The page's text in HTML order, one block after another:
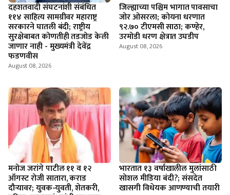
दहशतवादी संघटनांशी संबंधित
११४ साहित्य सामग्रीवर महाराष्ट्र
सरकारने घातली बंदी; राष्ट्रीय
सुरक्षेबाबत कोणतीही तडजोड केली
जाणार नाही - मुख्यमंत्री देवेंद्र
फडणवीस
August 08, 2026
जिल्ह्याच्या पश्चिम भागात पावसाचा
जोर ओसरला; कोयना धरणात
९२.७० टीएमसी साठा; कण्हेर,
उरमोडी धरण क्षेत्रात उघडीप
August 08, 2026
मनोज जरांगे पाटील ११ व १२
ऑगस्ट रोजी सातारा, कराड
दौऱ्यावर; युवक-युवती, शेतकरी,
भारतात १३ वर्षाखालील मुलांसाठी
सोशल मीडिया बंदी?; संसदेत
खासगी विधेयक आणण्याची तयारी